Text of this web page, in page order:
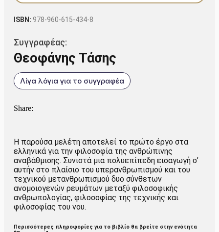
ISBN: 978-960-615-434-8
Συγγραφέας:
Θεοφάνης Τάσης
Λίγα λόγια για το συγγραφέα
Share:
Η παρούσα μελέτη αποτελεί το πρώτο έργο στα
ελληνικά για την φιλοσοφία της ανθρώπινης
αναβάθμισης. Συνιστά μια πολυεπίπεδη εισαγωγή σ’
αυτήν στο πλαίσιο του υπερανθρωπισμού και του
τεχνικού μετανθρωπισμού δυο σύνθετων
ανομοιογενών ρευμάτων μεταξύ φιλοσοφικής
ανθρωπολογίας, φιλοσοφίας της τεχνικής και
φιλοσοφίας του νου.
Περισσότερες πληροφορίες για το βιβλίο θα βρείτε στην ενότητα